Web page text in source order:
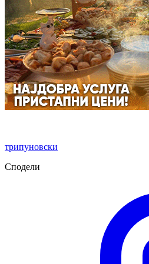
трипуновски
Сподели